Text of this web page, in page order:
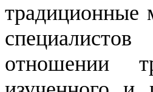
отношении